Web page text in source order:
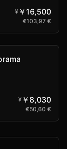
¥ ￥16,500
€103,97 €
¥ ￥8,030
€50,60 €